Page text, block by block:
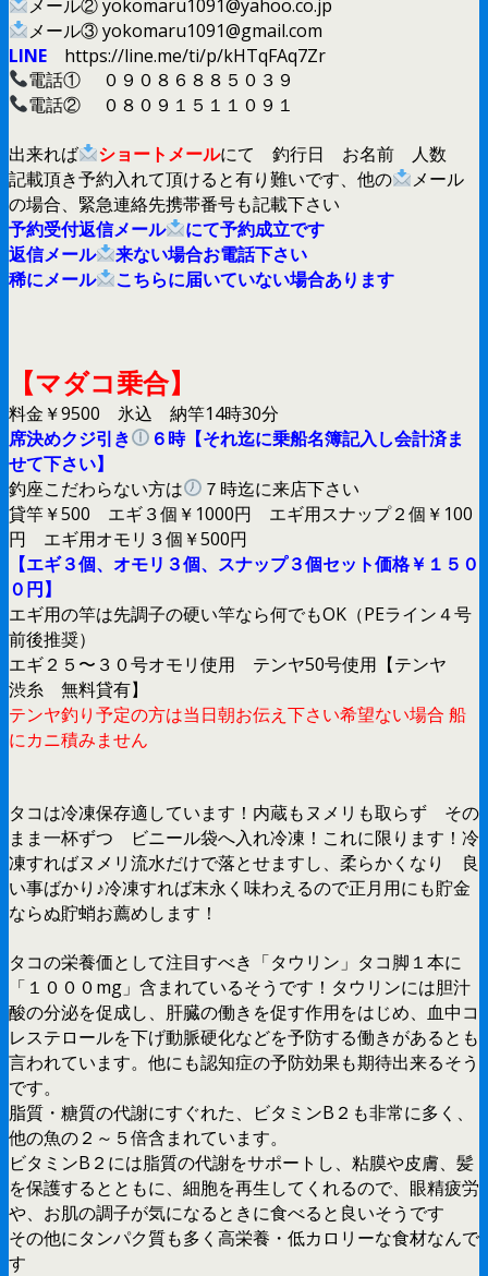
メール② yokomaru1091@yahoo.co.jp
メール③ yokomaru1091@gmail.com
LINE https://line.me/ti/p/kHTqFAq7Zr
電話① ０９０８６８８５０３９
電話② ０８０９１５１１０９１
出来れば ショートメールにて 釣行日 お名前 人数
記載頂き予約入れて頂けると有り難いです、他の
メール
の場合、緊急連絡先携帯番号も記載下さい
予約受付返信メール
にて予約成立です
返信メール
来ない場合お電話下さい
稀にメール
こちらに届いていない場合あります
【マダコ乗合】
料金￥9500 氷込 納竿14時30分
席決めクジ引き
６時【それ迄に乗船名簿記入し会計済ま
せて下さい】
釣座こだわらない方は
７時迄に来店下さい
貸竿￥500 エギ３個￥1000円 エギ用スナップ２個￥100
円 エギ用オモリ３個￥500円
【エギ３個、オモリ３個、スナップ３個セット価格￥１５０
０円】
エギ用の竿は先調子の硬い竿なら何でもOK（PEライン４号
前後推奨）
エギ２５〜３０号オモリ使用 テンヤ50号使用【テンヤ
渋糸 無料貸有】
テンヤ釣り予定の方は当日朝お伝え下さい希望ない場合 船
にカニ積みません
タコは冷凍保存適しています！内蔵もヌメリも取らず その
まま一杯ずつ ビニール袋へ入れ冷凍！これに限ります！冷
凍すればヌメリ流水だけで落とせますし、柔らかくなり 良
い事ばかり♪冷凍すれば末永く味わえるので正月用にも貯金
ならぬ貯蛸お薦めします！
タコの栄養価として注目すべき「タウリン」タコ脚１本に
「１０００mg」含まれているそうです！タウリンには胆汁
酸の分泌を促成し、肝臓の働きを促す作用をはじめ、血中コ
レステロールを下げ動脈硬化などを予防する働きがあるとも
言われています。他にも認知症の予防効果も期待出来るそう
です。
脂質・糖質の代謝にすぐれた、ビタミンB２も非常に多く、
他の魚の２～５倍含まれています。
ビタミンB２には脂質の代謝をサポートし、粘膜や皮膚、髪
を保護するとともに、細胞を再生してくれるので、眼精疲労
や、お肌の調子が気になるときに食べると良いそうです
その他にタンパク質も多く高栄養・低カロリーな食材なんで
す